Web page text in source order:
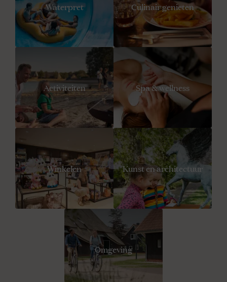
Waterpret Culinair genieten
Activiteiten Spa & wellness
Winkelen Kunst en architectuur
Omgeving